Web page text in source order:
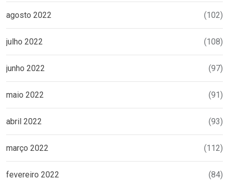
agosto 2022 (102)
julho 2022 (108)
junho 2022 (97)
maio 2022 (91)
abril 2022 (93)
março 2022 (112)
fevereiro 2022 (84)